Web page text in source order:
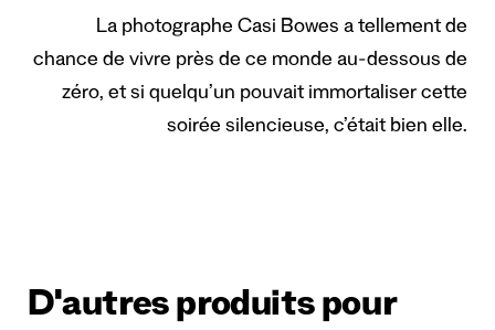
La photographe Casi Bowes a tellement de
chance de vivre près de ce monde au-dessous de
zéro, et si quelqu’un pouvait immortaliser cette
soirée silencieuse, c’était bien elle.
D'autres produits pour